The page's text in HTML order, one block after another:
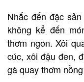
Nhắc đến đặc
không kể đến
thơm ngon. Xôi
cúc, xôi đậu đen,
gà quay thơm